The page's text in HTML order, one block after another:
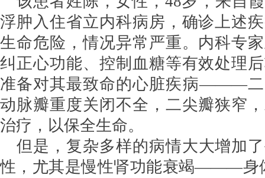
浮肿入住省立内科病房，确诊上述
生命危险，情况异常严重。内科专
纠正心功能、控制血糖等有效处理
准备对其最致命的心脏疾病———二
动脉瓣重度关闭不全，二尖瓣狭窄
治疗，以保全生命。
但是，复杂多样的病情大大增加
性，尤其是慢性肾功能衰竭———身